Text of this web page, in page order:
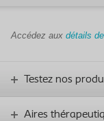
Accédez aux détails
Testez nos
Aires